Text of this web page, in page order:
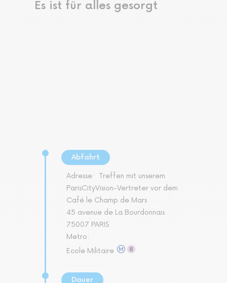
Es ist für alles gesorgt
Abfahrt
Adresse:
Treffen mit unserem
ParisCityVision-Vertreter vor dem
Café le Champ de Mars
45 avenue de La Bourdonnais
75007 PARIS
Metro:
Ecole Militaire
Dauer